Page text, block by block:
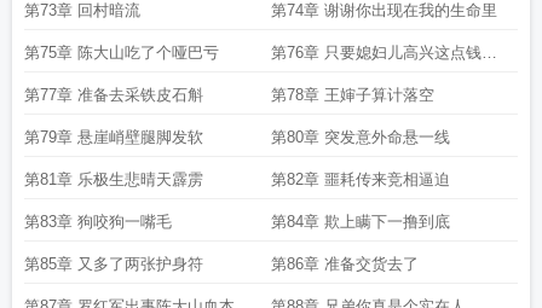
第73章 回村暗流 第74章 谢谢你出现在我的生命里
第75章 陈大山吃了个哑巴亏 第76章 只要媳妇儿高兴这点钱算
啥
第77章 准备去采铁皮石斛 第78章 王婶子算计落空
第79章 悬崖峭壁腿脚发软 第80章 突发意外命悬一线
第81章 乐极生悲晴天霹雳 第82章 噩耗传来竞相逼迫
第83章 狗咬狗一嘴毛 第84章 欺上瞒下一撸到底
第85章 又多了两张护身符 第86章 准备交货去了